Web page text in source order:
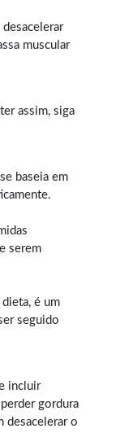
muscular
assim, siga
baseia em
serem
é um
seguido
incluir
gordura
desacelerar o